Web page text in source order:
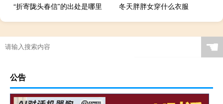
“折寄陇头春信”的出处是哪里
冬天胖胖女穿什么衣服
☚
公告